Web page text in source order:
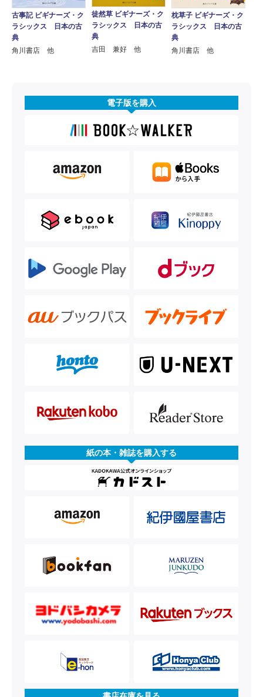
古事記 ビギナーズ・ク
ラシックス 日本の古
典
角川書店 他
徒然草 ビギナーズ・ク
ラシックス 日本の古
典
吉田 兼好 他
枕草子 ビギナーズ・ク
ラシックス 日本の古
典
角川書店 他
電子版を購入
紙の本・雑誌を購入する